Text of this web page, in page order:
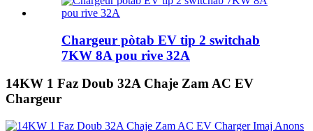
Chargeur pòtab EV tip 2 switchab
7KW 8A pou rive 32A
14KW 1 Faz Doub 32A Chaje Zam AC EV
Chargeur